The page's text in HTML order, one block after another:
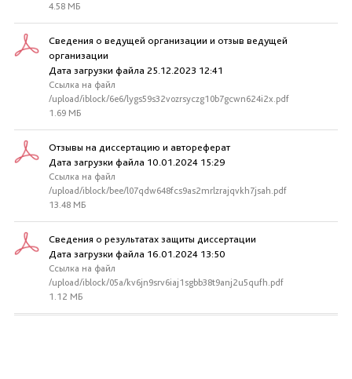
4.58 МБ
Сведения о ведущей организации и отзыв ведущей
организации
Дата загрузки файла 25.12.2023 12:41
Ссылка на файл
/upload/iblock/6e6/lygs59s32vozrsyczg10b7gcwn624i2x.pdf
1.69 МБ
Отзывы на диссертацию и автореферат
Дата загрузки файла 10.01.2024 15:29
Ссылка на файл
/upload/iblock/bee/l07qdw648fcs9as2mrlzrajqvkh7jsah.pdf
13.48 МБ
Сведения о результатах защиты диссертации
Дата загрузки файла 16.01.2024 13:50
Ссылка на файл
/upload/iblock/05a/kv6jn9srv6iaj1sgbb38t9anj2u5qufh.pdf
1.12 МБ